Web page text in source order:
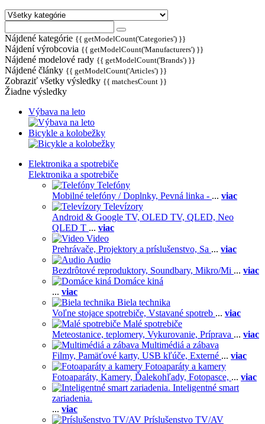
Nájdené kategórie {{ getModelCount('Categories') }}
Nájdení výrobcovia {{ getModelCount('Manufacturers') }}
Nájdené modelové rady {{ getModelCount('Brands') }}
Nájdené články {{ getModelCount('Articles') }}
Zobraziť všetky výsledky {{ matchesCount }}
Žiadne výsledky
Výbava na leto
Bicykle a kolobežky
Elektronika a spotrebiče
Elektronika a spotrebiče
Telefóny
Mobilné telefóny / Doplnky, Pevná linka - ... viac
Televízory
Android & Google TV, OLED TV, QLED, Neo
QLED T ... viac
Video
Prehrávače, Projektory a príslušenstvo, Sa ... viac
Audio
Bezdrôtové reproduktory, Soundbary, Mikro/Mi ... viac
Domáce kiná
... viac
Biela technika
Voľne stojace spotrebiče, Vstavané spotreb ... viac
Malé spotrebiče
Meteostanice, teplomery, Vykurovanie, Príprava ... viac
Multimédiá a zábava
Filmy, Pamäťové karty, USB kľúče, Externé ... viac
Fotoaparáty a kamery
Fotoaparáty, Kamery, Ďalekohľady, Fotopasce, ... viac
Inteligentné smart
zariadenia.
... viac
Príslušenstvo TV/AV